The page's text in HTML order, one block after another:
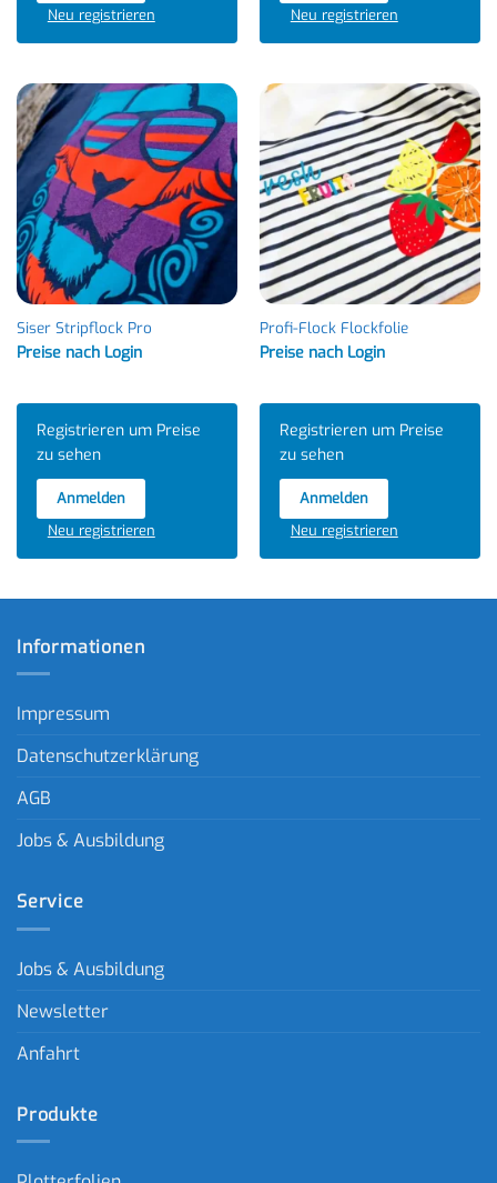
Neu registrieren
Neu registrieren
Siser Stripflock Pro
Preise nach Login
Registrieren um Preise
zu sehen
Anmelden
Neu registrieren
Profi-Flock Flockfolie
Preise nach Login
Registrieren um Preise
zu sehen
Anmelden
Neu registrieren
Informationen
Impressum
Datenschutzerklärung
AGB
Jobs & Ausbildung
Service
Jobs & Ausbildung
Newsletter
Anfahrt
Produkte